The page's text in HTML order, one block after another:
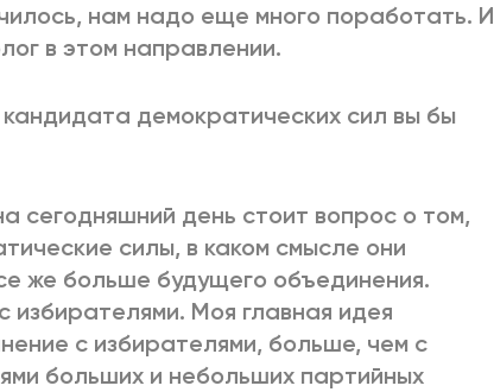
нам надо еще много поработать. И
в этом направлении.
демократических сил вы бы
сегодняшний день стоит вопрос о том,
силы, в каком смысле они
же больше будущего объединения.
избирателями. Моя главная идея
с избирателями, больше, чем с
больших и небольших партийных